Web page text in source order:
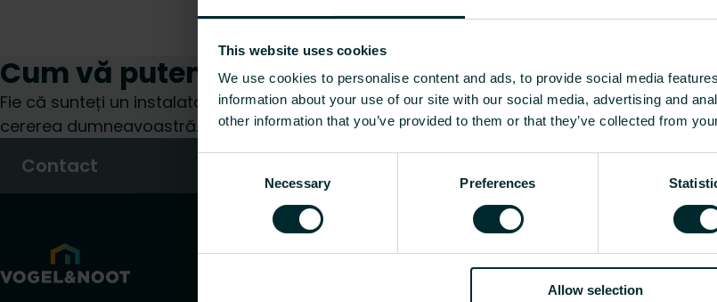
This website uses cookies
We use cookies to personalise content and ads, to provide social media
information about your use of our site with our social media, advertising and
other information that you’ve provided to them or that they’ve collected from
Necessary Preferences
Allow selection
Cum vă putem ajuta?
Fie că sunteți un instalator, arhitect, proiectant, distribuitor sau utilizator final, alegeți o
cererea dumneavoastră.
Contact